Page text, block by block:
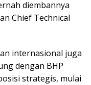
diembannya
Chief Technical
internasional juga
dengan BHP
strategis, mulai